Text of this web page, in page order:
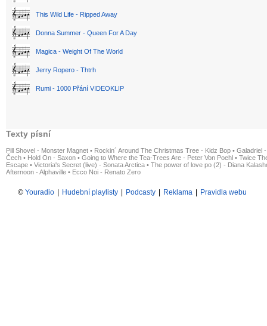
This Wild Life - Ripped Away
Donna Summer - Queen For A Day
Magica - Weight Of The World
Jerry Ropero - Thtrh
Rumi - 1000 Přání VIDEOKLIP
Texty písní
Pill Shovel - Monster Magnet • Rockin´ Around The Christmas Tree - Kidz Bop • Galadriel
Čech • Hold On - Saxon • Going to Where the Tea-Trees Are - Peter Von Poehl • Twice
Escape • Victoria's Secret (live) - Sonata Arctica • The power of love po (2) - Diana
Afternoon - Alphaville • Ecco Noi - Renato Zero
© Youradio Hudební playlisty Podcasty Reklama Pravidla webu